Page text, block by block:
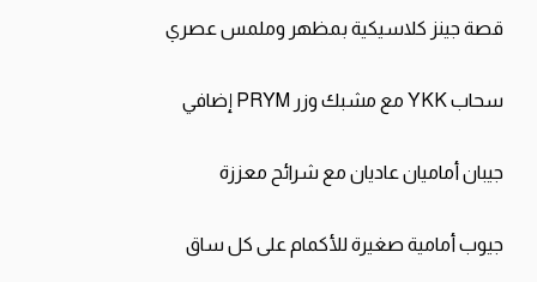
قصة جينز كلاسيكية بمظهر وملمس عصري
سحابYKK مع مشبك وزر PRYM إضافي
جيبان أماميان عاديان مع شرائح معززة
جيوب أمامية صغيرةللأكمام على كل ساق